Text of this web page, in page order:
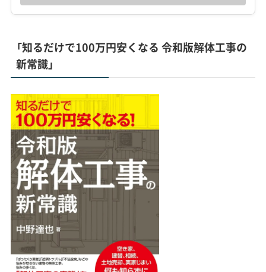
「知るだけで100万円安くなる 令和版解体工事の
新常識」